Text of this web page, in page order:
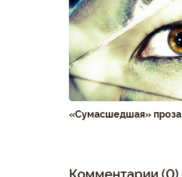
«Сумасшедшая» проза
Комментарии (0)